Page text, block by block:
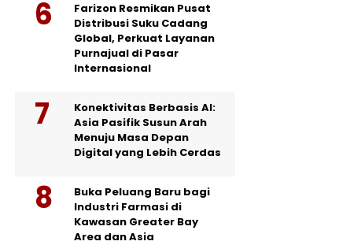
Farizon Resmikan Pusat
Distribusi Suku Cadang
Global, Perkuat Layanan
Purnajual di Pasar
Internasional
Konektivitas Berbasis AI:
Asia Pasifik Susun Arah
Menuju Masa Depan
Digital yang Lebih Cerdas
Buka Peluang Baru bagi
Industri Farmasi di
Kawasan Greater Bay
Area dan Asia